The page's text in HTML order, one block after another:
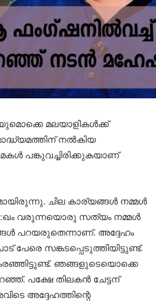
മലയാളികൾക്ക്
നൽകിയ
പങ്കുവച്ചിരിക്കുകയാണ്
ചില കാര്യങ്ങൾ നമ്മൾ
വരുന്നയൊരു സത്യം നമ്മൾ
പറയരുതെന്നാണ്. അദ്ദേഹം
പേരെ സങ്കടപ്പെടുത്തിയിട്ടുണ്ട്.
ഞങ്ങളുടെയൊക്കെ
പക്ഷേ തിലകൻ ചേട്ടന്
അദ്ദേഹത്തിന്റെ